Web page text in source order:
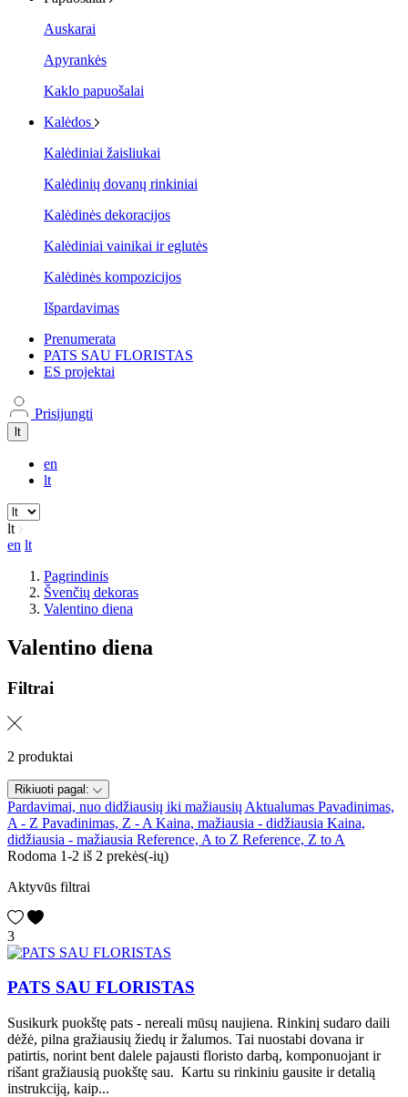
Auskarai
Apyrankės
Kaklo papuošalai
Kalėdos
Kalėdiniai žaisliukai
Kalėdinių dovanų rinkiniai
Kalėdinės dekoracijos
Kalėdiniai vainikai ir eglutės
Kalėdinės kompozicijos
Išpardavimas
Prenumerata
PATS SAU FLORISTAS
ES projektai
Prisijungti
lt
en
lt
lt
en lt
Pagrindinis
Švenčių dekoras
Valentino diena
Valentino diena
Filtrai
2 produktai
Rikiuoti pagal:
Pardavimai, nuo didžiausių iki mažiausių Aktualumas Pavadinimas,
A - Z Pavadinimas, Z - A Kaina, mažiausia - didžiausia Kaina,
didžiausia - mažiausia Reference, A to Z Reference, Z to A
Rodoma 1-2 iš 2 prekės(-ių)
Aktyvūs filtrai
3
PATS SAU FLORISTAS
Susikurk puokštę pats - nereali mūsų naujiena. Rinkinį sudaro daili
dėžė, pilna gražiausių žiedų ir žalumos. Tai nuostabi dovana ir
patirtis, norint bent dalele pajausti floristo darbą, komponuojant ir
rišant gražiausią puokštę sau. Kartu su rinkiniu gausite ir detalią
instrukciją, kaip...